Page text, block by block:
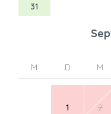
31
M D M
1 2